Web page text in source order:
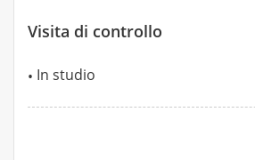
Visita di controllo
In studio